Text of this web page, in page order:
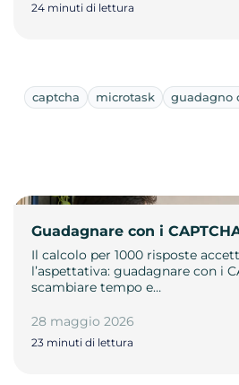
24 minuti di lettura
captcha microtask guadagno
Guadagnare con i
Il calcolo per 1000 risposte
l’aspettativa: guadagnare con i
scambiare tempo e…
28 maggio 2026
23 minuti di lettura